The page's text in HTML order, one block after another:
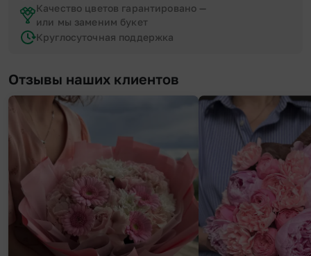
Качество цветов гарантировано —
или мы заменим букет
Круглосуточная поддержка
Отзывы наших клиентов